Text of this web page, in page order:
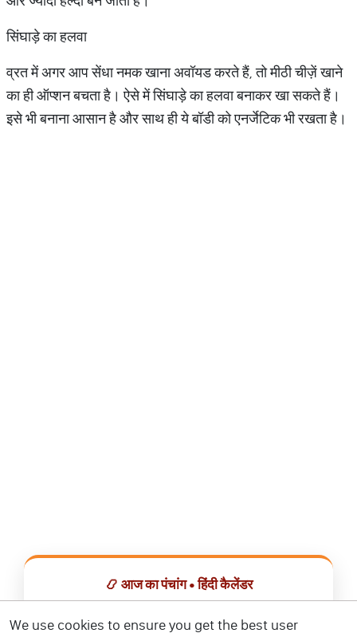
सिंघाड़े का हलवा
व्रत में अगर आप सेंधा नमक खाना अवॉयड करते हैं, तो मीठी चीज़ें खाने
का ही ऑप्शन बचता है। ऐसे में सिंघाड़े का हलवा बनाकर खा सकते हैं।
इसे भी बनाना आसान है और साथ ही ये बॉडी को एनर्जेटिक भी रखता है।
📿 आज का पंचांग • हिंदी कैलेंडर
We use cookies to ensure you get the best user